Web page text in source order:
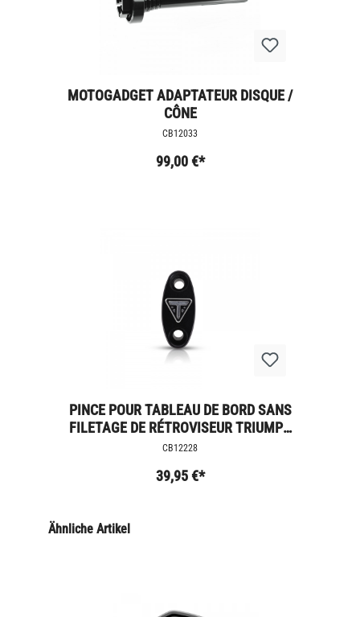
MOTOGADGET ADAPTATEUR DISQUE /
CÔNE
CB12033
99,00 €*
PINCE POUR TABLEAU DE BORD SANS
FILETAGE DE RÉTROVISEUR TRIUMPH
MILLED
CB12228
39,95 €*
Ähnliche Artikel